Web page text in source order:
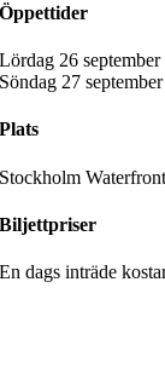
Öppettider
Lördag 26
Söndag 27
Plats
Stockholm
Biljettpriser
En dags inträde